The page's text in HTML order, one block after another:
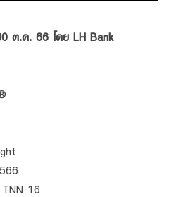
ต.ค. 66 โดย LH Bank
16